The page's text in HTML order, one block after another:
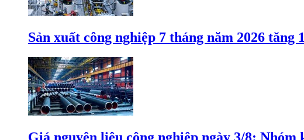
Sản xuất công nghiệp 7 tháng năm 2026 tăng